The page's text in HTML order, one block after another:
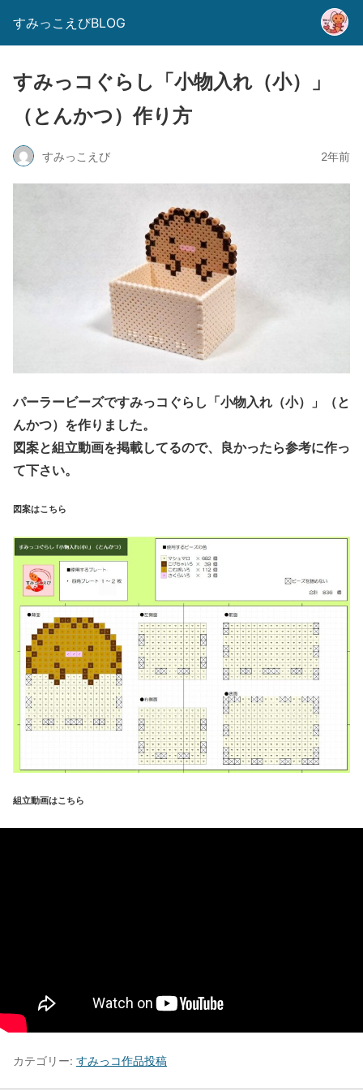
すみっこえびBLOG
すみっコぐらし「小物入れ（小）」
（とんかつ）作り方
すみっこえび 2年前
パーラービーズですみっコぐらし「小物入れ（小）」（と
んかつ）を作りました。
図案と組立動画を掲載してるので、良かったら参考に作っ
て下さい。
図案はこちら
組立動画はこちら
カテゴリー: すみっコ作品投稿